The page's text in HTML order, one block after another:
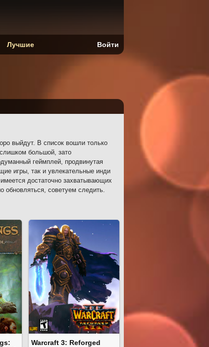
выйдут. В список вошли только
большой, зато
геймплей, продвинутая
игры, так и увлекательные инди
достаточно захватывающих
обновляться, советуем следить.
Warcraft 3: Reforged
Лучшие Войти